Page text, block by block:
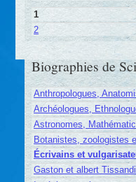
1
2
Biographies de
Anthropologues,
Archéologues,
Astronomes,
Botanistes, zoologistes
Écrivains et
Gaston et albert